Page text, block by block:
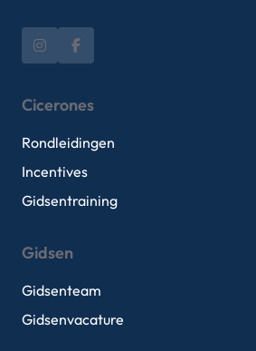
Cicerones
Rondleidingen
Incentives
Gidsentraining
Gidsen
Gidsenteam
Gidsenvacature